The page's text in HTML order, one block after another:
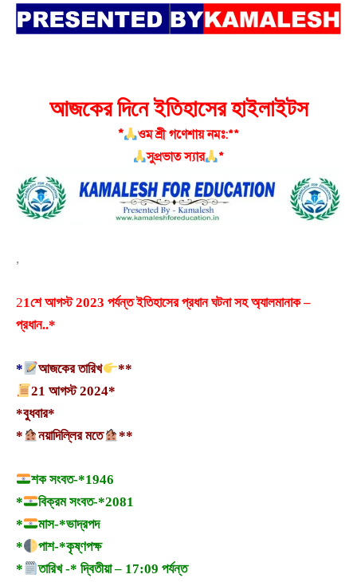
আজকের দিনে ইতিহাসের হাইলাইটস
*
ওম শ্রী গণেশায় নমঃ:**
সুপ্রভাত স্যার *
,
21শে আগস্ট 2023 পর্যন্ত ইতিহাসের প্রধান ঘটনা সহ অ্যালমানাক –
প্রধান..*
* আজকের তারিখ
**
21 আগস্ট 2024*
*বুধবার*
*
নয়াদিল্লির মতে **
শক সংবত-*1946
*
বিক্রম সংবত-*2081
*
মাস-*ভাদ্রপদ
*
পাশ-*কৃষ্ণপক্ষ
*
তারিখ -* দ্বিতীয়া – 17:09 পর্যন্ত